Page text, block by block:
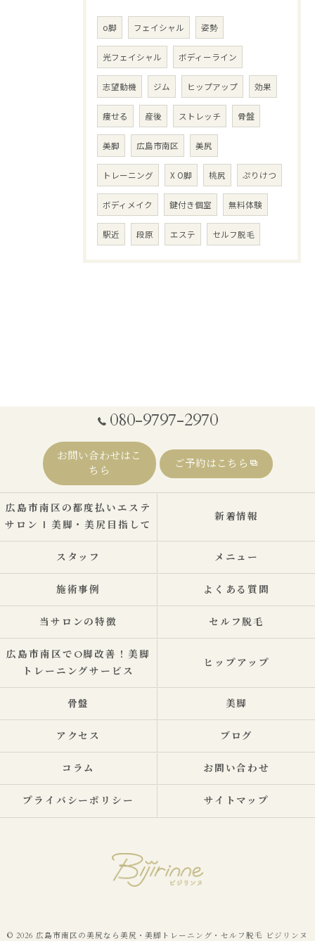
o脚 フェイシャル 姿勢
光フェイシャル ボディーライン
志望動機 ジム ヒップアップ 効果
痩せる 産後 ストレッチ 骨盤
美脚 広島市南区 美尻
トレーニング X O脚 桃尻 ぷりけつ
ボディメイク 鍵付き個室 無料体験
駅近 段原 エステ セルフ脱毛
080-9797-2970
お問い合わせはこ
ちら
ご予約はこちら
広島市南区の都度払いエステ
サロン | 美脚・美尻目指して
新着情報
スタッフ メニュー
施術事例 よくある質問
当サロンの特徴 セルフ脱毛
広島市南区でO脚改善！美脚
トレーニングサービス
ヒップアップ
骨盤 美脚
アクセス ブログ
コラム お問い合わせ
プライバシーポリシー サイトマップ
© 2026 広島市南区の美尻なら美尻・美脚トレーニング・セルフ脱毛 ビジリンヌ